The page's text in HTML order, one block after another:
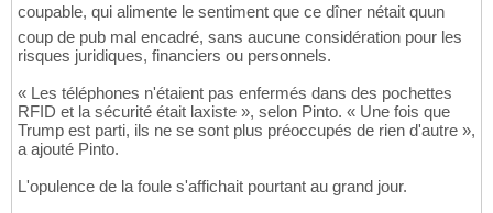
coupable, qui alimente le sentiment que ce dîner nétait quun
coup de pub mal encadré, sans aucune considération pour les
risques juridiques, financiers ou personnels.
« Les téléphones n'étaient pas enfermés dans des pochettes
RFID et la sécurité était laxiste », selon Pinto. « Une fois que
Trump est parti, ils ne se sont plus préoccupés de rien d'autre »,
a ajouté Pinto.
L'opulence de la foule s'affichait pourtant au grand jour.